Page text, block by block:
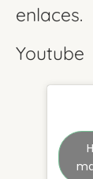
enlaces.
Youtube